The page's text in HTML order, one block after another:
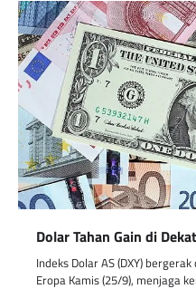
Dolar Tahan Gain di
Indeks Dolar AS (DXY)
Eropa Kamis (25/9), menjaga